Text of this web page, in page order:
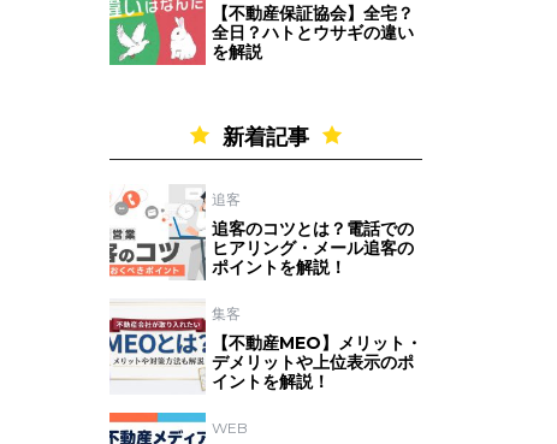
【不動産保証協会】全宅？
全日？ハトとウサギの違い
を解説
新着記事
追客
追客のコツとは？電話での
ヒアリング・メール追客の
ポイントを解説！
集客
【不動産MEO】メリット・
デメリットや上位表示のポ
イントを解説！
WEB